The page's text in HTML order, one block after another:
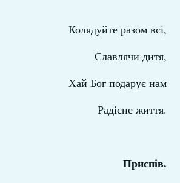
Колядуйте разом всі,
Славлячи дитя,
Хай Бог подарує нам
Радісне життя.
Приспів.